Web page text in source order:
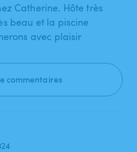
Catherine. Hôte très
beau et la piscine
avec plaisir
commentaires